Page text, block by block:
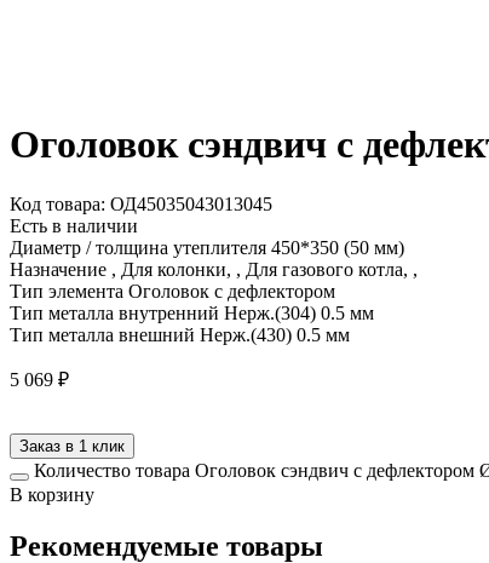
Оголовок сэндвич с
Код товара: ОД45035043013045
Есть в наличии
Диаметр / толщина утеплителя 450*350 (50 мм)
Назначение , Для колонки, , Для газового котла, ,
Тип элемента Оголовок с дефлектором
Тип металла внутренний Нерж.(304) 0.5 мм
Тип металла внешний Нерж.(430) 0.5 мм
5 069 ₽
Заказ в 1 клик
Количество товара Оголовок сэндвич с
В корзину
Рекомендуемые товары